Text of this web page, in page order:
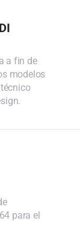
a fin de
modelos
para el